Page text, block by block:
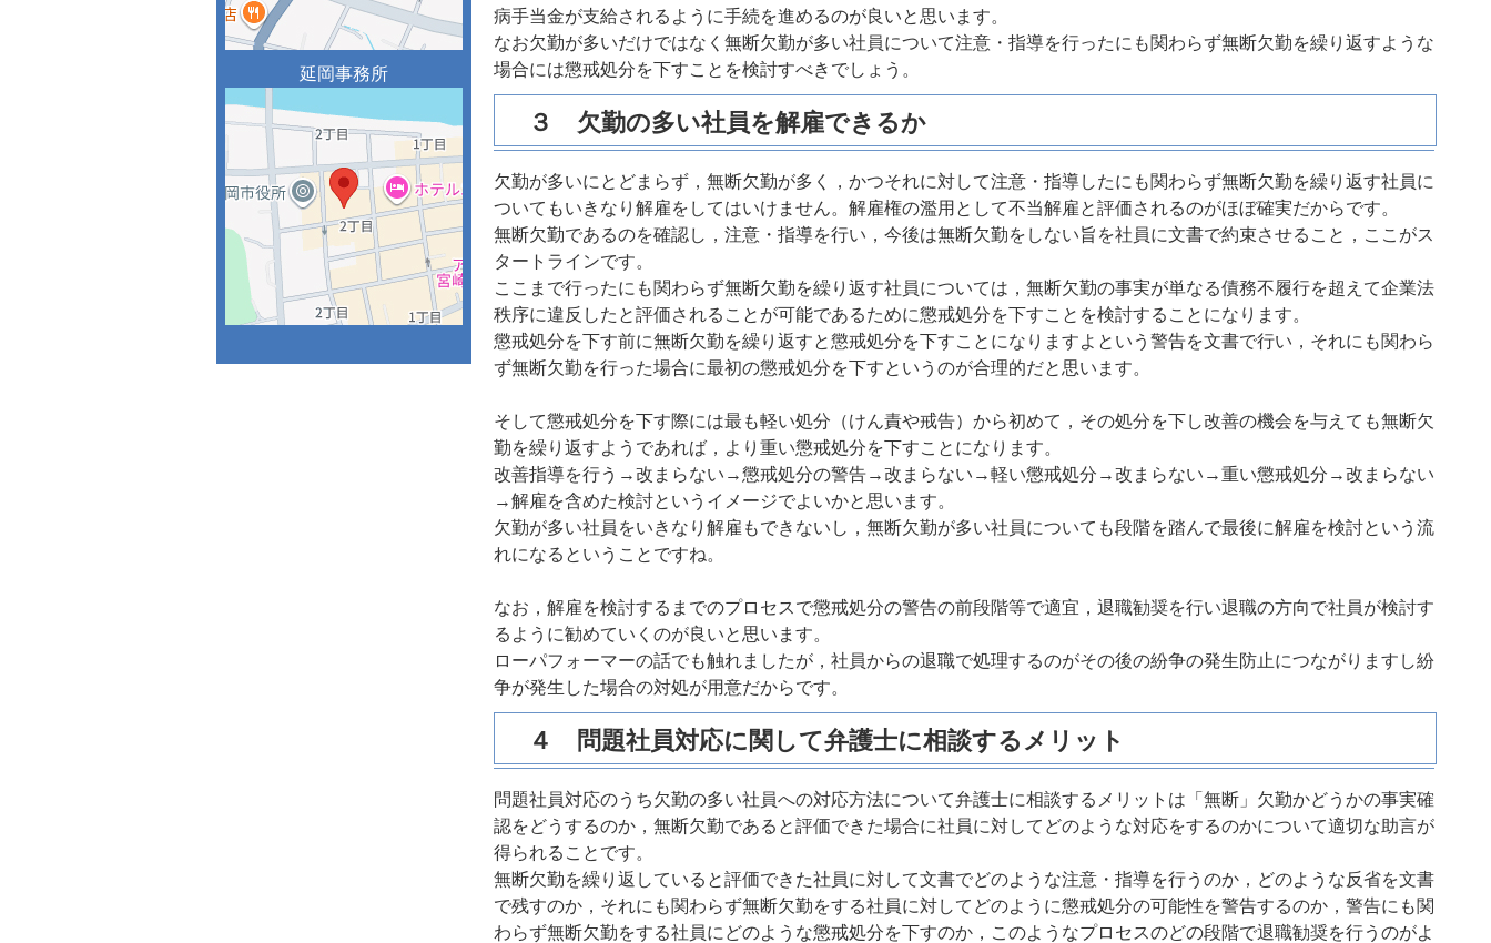
病手当金が支給されるように手続を進めるのが良いと思います。
なお欠勤が多いだけではなく無断欠勤が多い社員について注意・指導を行ったにも関わらず無断欠勤を繰り返すような
場合には懲戒処分を下すことを検討すべきでしょう。
３ 欠勤の多い社員を解雇できるか
欠勤が多いにとどまらず，無断欠勤が多く，かつそれに対して注意・指導したにも関わらず無断欠勤を繰り返す社員に
ついてもいきなり解雇をしてはいけません。解雇権の濫用として不当解雇と評価されるのがほぼ確実だからです。
無断欠勤であるのを確認し，注意・指導を行い，今後は無断欠勤をしない旨を社員に文書で約束させること，ここがス
タートラインです。
ここまで行ったにも関わらず無断欠勤を繰り返す社員については，無断欠勤の事実が単なる債務不履行を超えて企業法
秩序に違反したと評価されることが可能であるために懲戒処分を下すことを検討することになります。
懲戒処分を下す前に無断欠勤を繰り返すと懲戒処分を下すことになりますよという警告を文書で行い，それにも関わら
ず無断欠勤を行った場合に最初の懲戒処分を下すというのが合理的だと思います。
そして懲戒処分を下す際には最も軽い処分（けん責や戒告）から初めて，その処分を下し改善の機会を与えても無断欠
勤を繰り返すようであれば，より重い懲戒処分を下すことになります。
改善指導を行う→改まらない→懲戒処分の警告→改まらない→軽い懲戒処分→改まらない→重い懲戒処分→改まらない
→解雇を含めた検討というイメージでよいかと思います。
欠勤が多い社員をいきなり解雇もできないし，無断欠勤が多い社員についても段階を踏んで最後に解雇を検討という流
れになるということですね。
なお，解雇を検討するまでのプロセスで懲戒処分の警告の前段階等で適宜，退職勧奨を行い退職の方向で社員が検討す
るように勧めていくのが良いと思います。
ローパフォーマーの話でも触れましたが，社員からの退職で処理するのがその後の紛争の発生防止につながりますし紛
争が発生した場合の対処が用意だからです。
４ 問題社員対応に関して弁護士に相談するメリット
問題社員対応のうち欠勤の多い社員への対応方法について弁護士に相談するメリットは「無断」欠勤かどうかの事実確
認をどうするのか，無断欠勤であると評価できた場合に社員に対してどのような対応をするのかについて適切な助言が
得られることです。
無断欠勤を繰り返していると評価できた社員に対して文書でどのような注意・指導を行うのか，どのような反省を文書
で残すのか，それにも関わらず無断欠勤をする社員に対してどのように懲戒処分の可能性を警告するのか，警告にも関
わらず無断欠勤をする社員にどのような懲戒処分を下すのか，このようなプロセスのどの段階で退職勧奨を行うのがよ
延岡事務所